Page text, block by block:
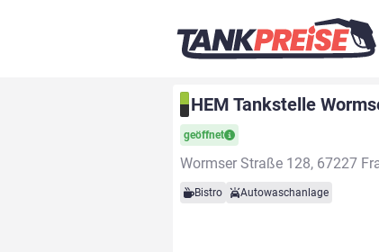
HEM Tankstelle
geöffnet
Wormser Straße 128, 67227
Bistro Autowaschanlage